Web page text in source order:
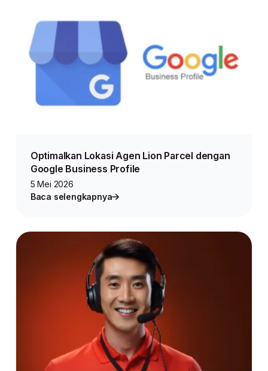
Optimalkan Lokasi Agen Lion Parcel dengan
Google Business Profile
5 Mei 2026
Baca selengkapnya